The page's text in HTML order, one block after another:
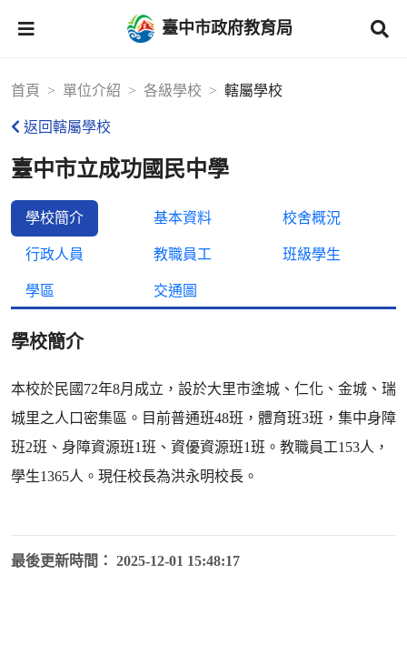
臺中市政府教育局
首頁 單位介紹 各級學校 轄屬學校
返回轄屬學校
臺中市立成功國民中學
學校簡介 基本資料 校舍概況
行政人員 教職員工 班級學生
學區 交通圖
學校簡介
本校於民國72年8月成立，設於大里市塗城、仁化、金城、瑞
城里之人口密集區。目前普通班48班，體育班3班，集中身障
班2班、身障資源班1班、資優資源班1班。教職員工153人，
學生1365人。現任校長為洪永明校長。
最後更新時間： 2025-12-01 15:48:17